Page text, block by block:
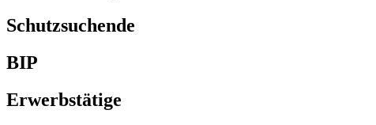
Schutzsuchende
BIP
Erwerbstätige